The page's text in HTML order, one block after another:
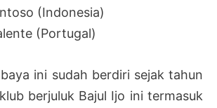
(Indonesia)
(Portugal)
ini sudah berdiri sejak tahun
berjuluk Bajul Ijo ini termasuk